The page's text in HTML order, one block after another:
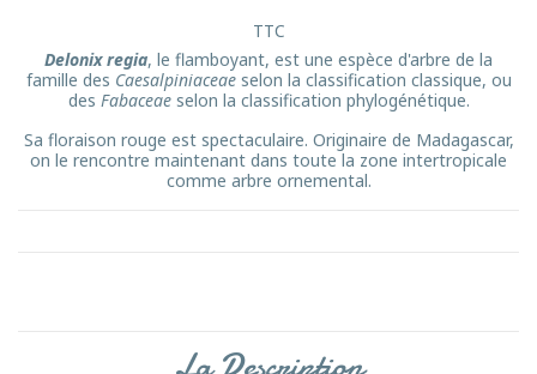
TTC
Delonix regia, le flamboyant, est une espèce d'arbre de la
famille des Caesalpiniaceaeselon la classification classique, ou
des Fabaceaeselon la classification phylogénétique.
Sa floraison rouge est spectaculaire. Originaire de Madagascar,
on le rencontre maintenant dans toute la zone intertropicale
comme arbre ornemental.